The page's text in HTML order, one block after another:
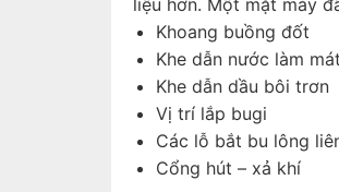
Khoang buồng đốt
Khe dẫn nước làm mát
Khe dẫn dầu bôi trơn
Vị trí lắp bugi
Các lỗ bắt bu lông
Cổng hút – xả khí